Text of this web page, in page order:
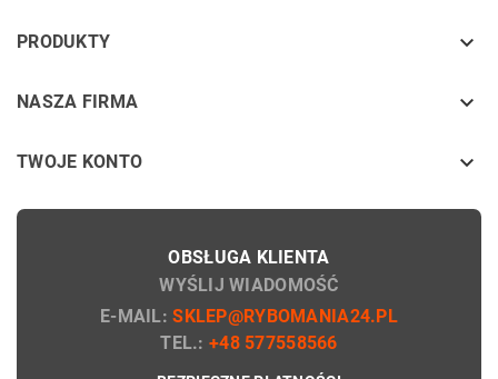
PRODUKTY keyboard_arrow_down
NASZA FIRMA keyboard_arrow_down
TWOJE KONTO 
OBSŁUGA KLIENTA
WYŚLIJ WIADOMOŚĆ
E-MAIL:SKLEP@RYBOMANIA24.PL
TEL.:+48 577558566